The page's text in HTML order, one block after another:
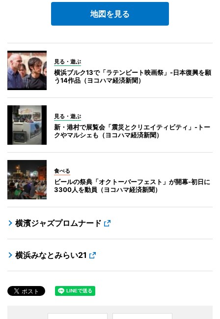
地図を見る
見る・遊ぶ
横浜ブルク13で「ラテンビート映画祭」-日本復興を願
う14作品（ヨコハマ経済新聞）
見る・遊ぶ
新・港村で展覧会「震災とクリエイティビティ」-トー
クやマルシェも（ヨコハマ経済新聞）
食べる
ビールの祭典「オクトーバーフェスト」が開幕-初日に
3300人を動員（ヨコハマ経済新聞）
横濱ジャズプロムナード
横浜みなとみらい21